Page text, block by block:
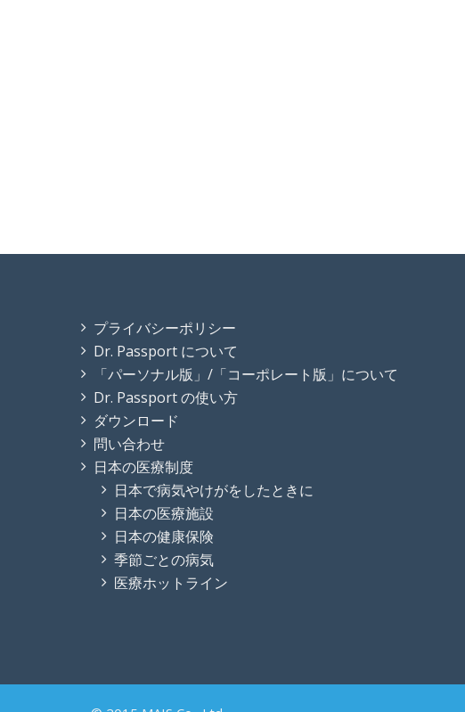
プライバシーポリシー
Dr. Passport について
「パーソナル版」/「コーポレート版」について
Dr. Passport の使い方
ダウンロード
問い合わせ
日本の医療制度
日本で病気やけがをしたときに
日本の医療施設
日本の健康保険
季節ごとの病気
医療ホットライン